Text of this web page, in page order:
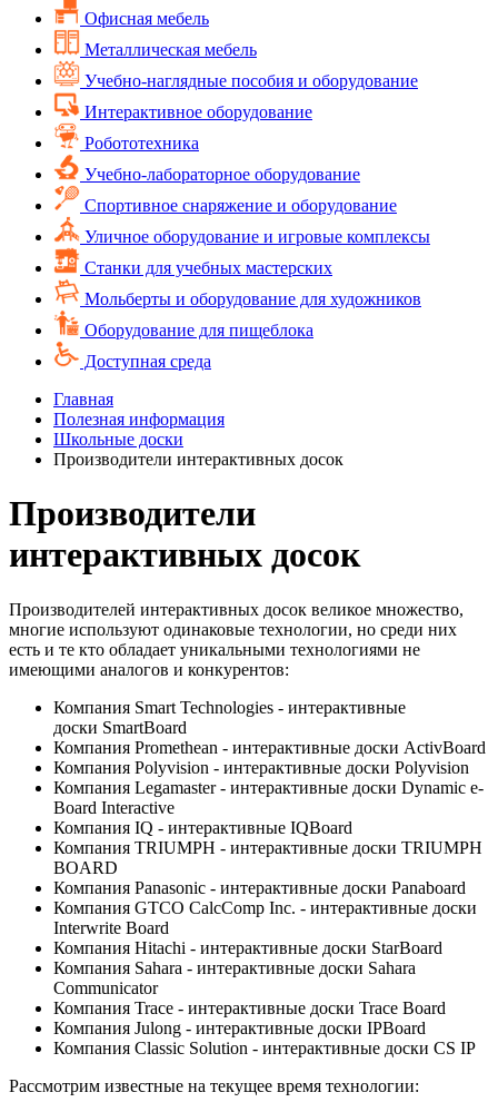
Офисная мебель
Металлическая мебель
Учебно-наглядные пособия и оборудование
Интерактивное оборудование
Робототехника
Учебно-лабораторное оборудование
Спортивное снаряжение и оборудование
Уличное оборудование и игровые комплексы
Cтанки для учебных мастерских
Мольберты и оборудование для художников
Оборудование для пищеблока
Доступная среда
Главная
Полезная информация
Школьные доски
Производители интерактивных досок
Производители
интерактивных досок
Производителей интерактивных досок великое множество,
многие используют одинаковые технологии, но среди них
есть и те кто обладает уникальными технологиями не
имеющими аналогов и конкурентов:
Компания Smart Technologies - интерактивные
доски SmartBoard
Компания Promethean - интерактивные доски ActivBoard
Компания Polyvision - интерактивные доски Polyvision
Компания Legamaster - интерактивные доски Dynamic e-
Board Interactive
Компания IQ - интерактивные IQBoard
Компания TRIUMPH - интерактивные доски TRIUMPH
BOARD
Компания Panasonic - интерактивные доски Panaboard
Компания GTCO CalсComp Inc. - интерактивные доски
Interwrite Board
Компания Hitachi - интерактивные доски StarBoard
Компания Sahara - интерактивные доски Sahara
Communicator
Компания Trace - интерактивные доски Trace Board
Компания Julong - интерактивные доски IPBoard
Компания Classic Solution - интерактивные доски CS IP
Рассмотрим известные на текущее время технологии: